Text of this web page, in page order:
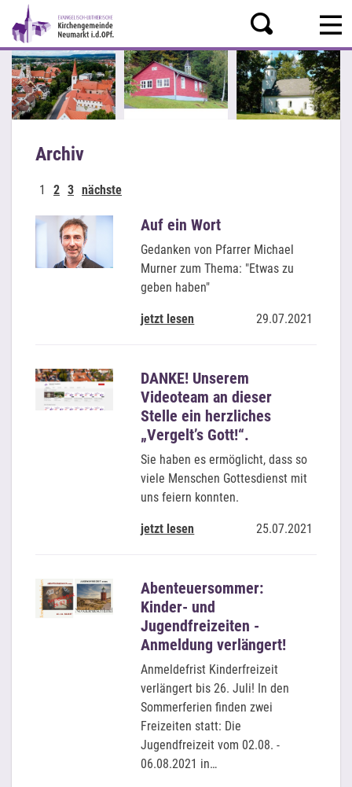
Archiv
1 2 3 nächste
Auf ein Wort
Gedanken von Pfarrer Michael
Murner zum Thema: "Etwas zu
geben haben"
jetzt lesen 29.07.2021
DANKE! Unserem
Videoteam an dieser
Stelle ein herzliches
„Vergelt’s Gott!“.
Sie haben es ermöglicht, dass so
viele Menschen Gottesdienst mit
uns feiern konnten.
jetzt lesen 25.07.2021
Abenteuersommer:
Kinder- und
Jugendfreizeiten -
Anmeldung verlängert!
Anmeldefrist Kinderfreizeit
verlängert bis 26. Juli! ​In den
Sommerferien finden zwei
Freizeiten statt: Die
Jugendfreizeit vom 02.08. -
06.08.2021 in…